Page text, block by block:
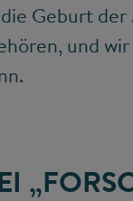
Geburt
und wir